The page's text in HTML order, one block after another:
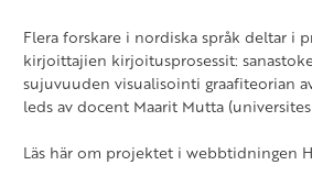
Flera forskare i nordiska språk deltar i
kirjoittajien kirjoitusprosessit:
sujuvuuden visualisointi graafiteorian
leds av docent Maarit Mutta
Läs här om projektet i webbtidningen